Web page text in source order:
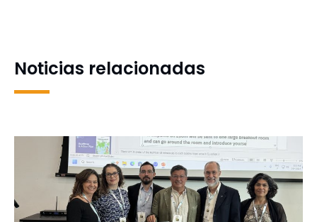
Noticias relacionadas